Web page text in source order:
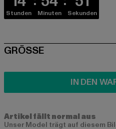
Stunden Minuten Sekunden
SIZE
GRÖSSE
IN DEN
Artikel fällt normal aus
Unser Model trägt auf diesem